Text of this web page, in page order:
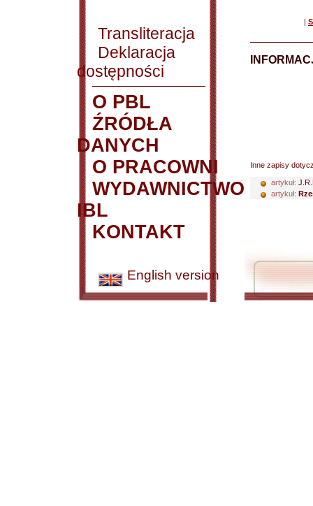
Transliteracja
Deklaracja
dostępności
O PBL
ŹRÓDŁA
DANYCH
O PRACOWNI
WYDAWNICTWO
IBL
KONTAKT
English version
|
Inne zapisy
artykuł:
artykuł: